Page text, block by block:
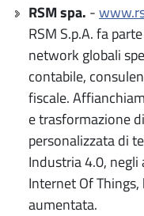
RSM spa. -
RSM S.p.A. fa
network globali
contabile,
fiscale.
e trasformazione
personalizzata di
Industria 4.0, negli
Internet Of
aumentata.